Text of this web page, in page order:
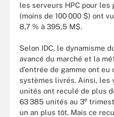
les serveurs HPC pour les
(moins de 100 000 $) ont
8,7 % à 395,5 M$.
Selon IDC, le dynamisme
avancé du marché et la
d’entrée de gamme ont
systèmes livrés. Ainsi, les
unités ont reculé de plus
63 385 unités au 3e
un an plus tôt. Mais ce